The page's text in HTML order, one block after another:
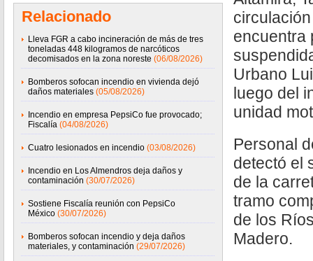
Relacionado
Lleva FGR a cabo incineración de más de tres
toneladas 448 kilogramos de narcóticos
decomisados en la zona noreste (06/08/2026)
Bomberos sofocan incendio en vivienda dejó
daños materiales (05/08/2026)
Incendio en empresa PepsiCo fue provocado;
Fiscalía (04/08/2026)
Cuatro lesionados en incendio (03/08/2026)
Incendio en Los Almendros deja daños y
contaminación (30/07/2026)
Sostiene Fiscalía reunión con PepsiCo
México (30/07/2026)
Bomberos sofocan incendio y deja daños
materiales, y contaminación (29/07/2026)
encuentra
Urbano
luego del
unidad
Personal
detectó el
de la
tramo
de los
Madero.